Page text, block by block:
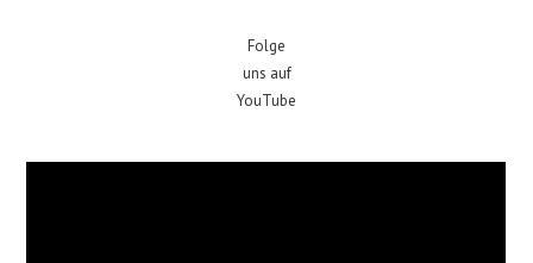
Folge
uns auf
YouTube